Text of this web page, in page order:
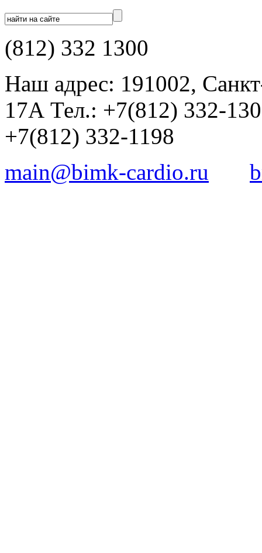
(812) 332 1300
Наш адрес: 191002,
17А Тел.: +7(812) 332-
+7(812) 332-1198
main@bimk-cardio.ru